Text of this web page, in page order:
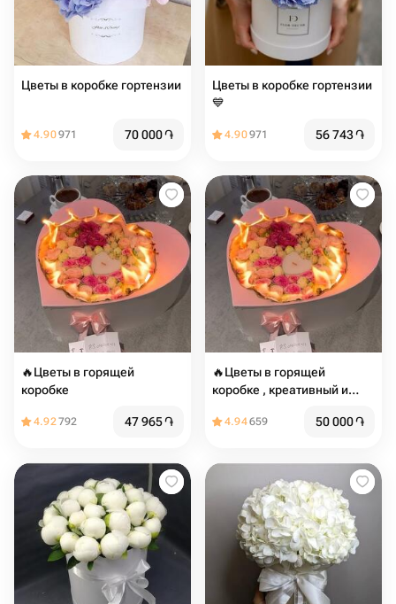
Цветы в коробке гортензии
4.90971 70 000֏
Цветы в коробке гортензии
💙
4.90971 56 743֏
🔥Цветы в горящей
коробке
4.92792 47 965֏
🔥Цветы в горящей
коробке , креативный и
4.94659 50 000֏